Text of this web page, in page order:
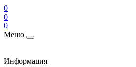
0
0
0
Меню
Информация